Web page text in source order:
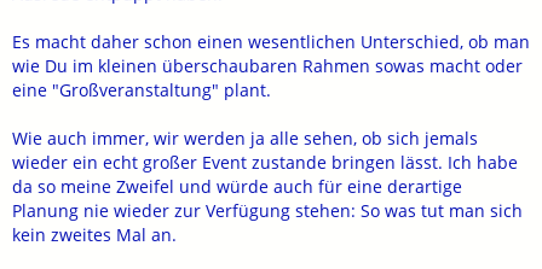
Es macht daher schon einen wesentlichen Unterschied, ob man
wie Du im kleinen überschaubaren Rahmen sowas macht oder
eine "Großveranstaltung" plant.
Wie auch immer, wir werden ja alle sehen, ob sich jemals
wieder ein echt großer Event zustande bringen lässt. Ich habe
da so meine Zweifel und würde auch für eine derartige
Planung nie wieder zur Verfügung stehen: So was tut man sich
kein zweites Mal an.